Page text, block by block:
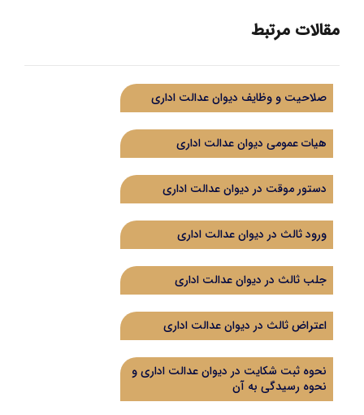
مقالات مرتبط
صلاحیت و وظایف دیوان عدالت اداری
هیات عمومی دیوان عدالت اداری
دستور موقت در دیوان عدالت اداری
ورود ثالث در دیوان عدالت اداری
جلب ثالث در دیوان عدالت اداری
اعتراض ثالث در دیوان عدالت اداری
نحوه ثبت شکایت در دیوان عدالت اداری و
نحوه رسیدگی به آن